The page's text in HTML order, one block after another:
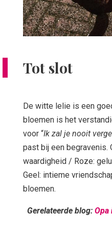
Tot slot
De witte lelie is een
bloemen is het
voor “Ik zal je nooit
past bij een begravenis.
waardigheid / Roze:
Geel: intieme
bloemen.
Gerelateerde blog:Opa